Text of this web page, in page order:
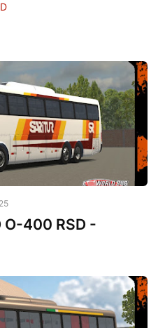
O-400 RSD -